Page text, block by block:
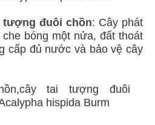
tượng đuôi chồn: Cây phát
bóng một nửa, đất thoát
cấp đủ nước và bảo vệ cây